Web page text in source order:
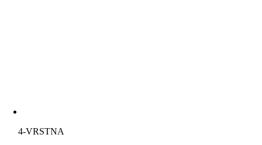
4-VRSTNA